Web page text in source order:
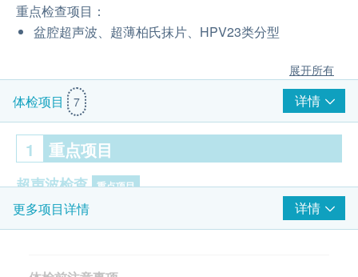
重点检查项目：
盆腔超声波、超薄柏氏抹片、HPV23类分型
展开所有
体检项目 7 详情
1 重点项目
超声波检查 重点项目
盆腔超声波-只限女士
更多项目详情 详情